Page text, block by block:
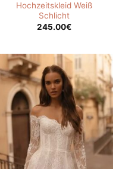
Hochzeitskleid Weiß
Schlicht
245.00€